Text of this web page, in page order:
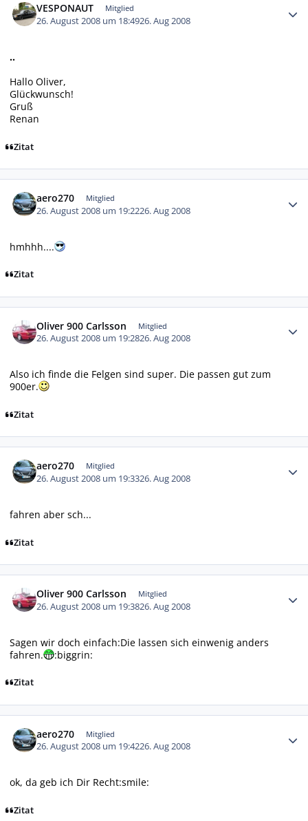
VESPONAUT Mitglied
26. August 2008 um 18:4926. Aug 2008
..
Hallo Oliver,
Glückwunsch!
Gruß
Renan
Zitat
aero270 Mitglied
26. August 2008 um 19:2226. Aug 2008
hmhhh....
Zitat
Oliver 900 Carlsson Mitglied
26. August 2008 um 19:2826. Aug 2008
Also ich finde die Felgen sind super. Die passen gut zum
900er.
Zitat
aero270 Mitglied
26. August 2008 um 19:3326. Aug 2008
fahren aber sch...
Zitat
Oliver 900 Carlsson Mitglied
26. August 2008 um 19:3826. Aug 2008
Sagen wir doch einfach:Die lassen sich einwenig anders
fahren.
:biggrin:
Zitat
aero270 Mitglied
26. August 2008 um 19:4226. Aug 2008
ok, da geb ich Dir Recht:smile:
Zitat